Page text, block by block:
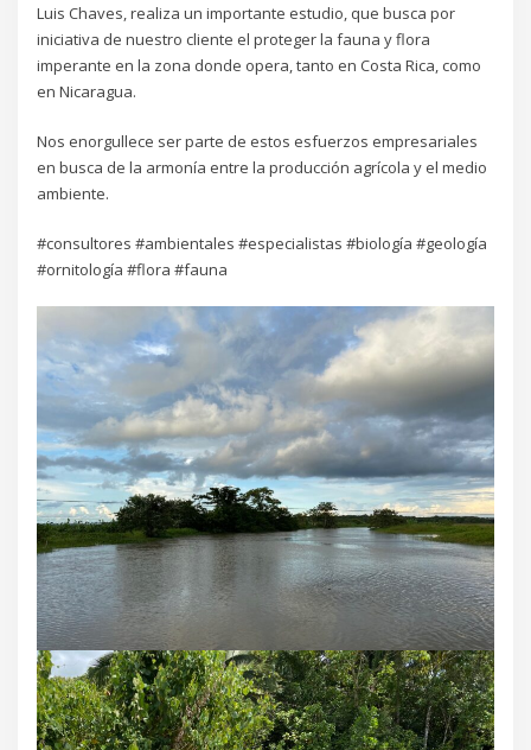
Luis Chaves, realiza un importante estudio, que busca por
iniciativa de nuestro cliente el proteger la fauna y flora
imperante en la zona donde opera, tanto en Costa Rica, como
en Nicaragua.
Nos enorgullece ser parte de estos esfuerzos empresariales
en busca de la armonía entre la producción agrícola y el medio
ambiente.
#consultores #ambientales #especialistas #biología #geología
#ornitología #flora #fauna